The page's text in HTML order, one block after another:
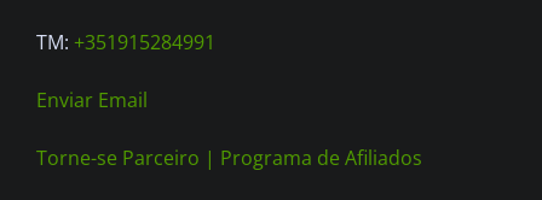
TM: +351915284991
Enviar Email
Torne-se Parceiro | Programa de Afiliados